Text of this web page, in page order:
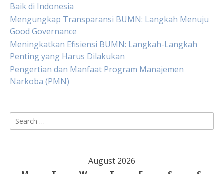
Baik di Indonesia
Mengungkap Transparansi BUMN: Langkah Menuju
Good Governance
Meningkatkan Efisiensi BUMN: Langkah-Langkah
Penting yang Harus Dilakukan
Pengertian dan Manfaat Program Manajemen
Narkoba (PMN)
Search
for:
August 2026